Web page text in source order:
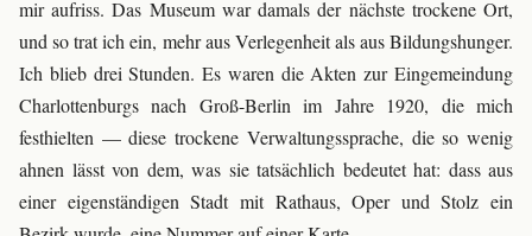
mir aufriss. Das Museum war damals der nächste trockene Ort,
und so trat ich ein, mehr aus Verlegenheit als aus Bildungshunger.
Ich blieb drei Stunden. Es waren die Akten zur Eingemeindung
Charlottenburgs nach Groß-Berlin im Jahre 1920, die mich
festhielten — diese trockene Verwaltungssprache, die so wenig
ahnen lässt von dem, was sie tatsächlich bedeutet hat: dass aus
einer eigenständigen Stadt mit Rathaus, Oper und Stolz ein